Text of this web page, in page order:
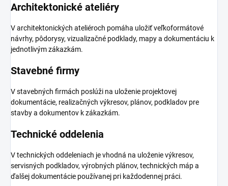
Architektonické ateliéry
V architektonických ateliéroch pomáha uložiť veľkoformátové
návrhy, pôdorysy, vizualizačné podklady, mapy a dokumentáciu k
jednotlivým zákazkám.
Stavebné firmy
V stavebných firmách poslúži na uloženie projektovej
dokumentácie, realizačných výkresov, plánov, podkladov pre
stavby a dokumentov k zákazkám.
Technické oddelenia
V technických oddeleniach je vhodná na uloženie výkresov,
servisných podkladov, výrobných plánov, technických máp a
ďalšej dokumentácie používanej pri každodennej práci.